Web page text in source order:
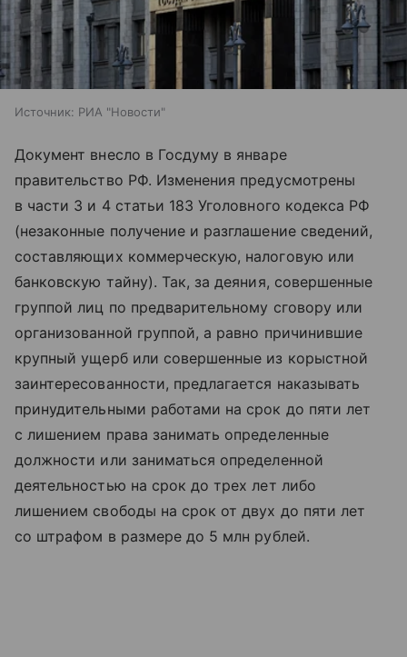
Источник: РИА "Новости"
Документ внесло в Госдуму в январе
правительство РФ. Изменения предусмотрены
в части 3 и 4 статьи 183 Уголовного кодекса РФ
(незаконные получение и разглашение сведений,
составляющих коммерческую, налоговую или
банковскую тайну). Так, за деяния, совершенные
группой лиц по предварительному сговору или
организованной группой, а равно причинившие
крупный ущерб или совершенные из корыстной
заинтересованности, предлагается наказывать
принудительными работами на срок до пяти лет
с лишением права занимать определенные
должности или заниматься определенной
деятельностью на срок до трех лет либо
лишением свободы на срок от двух до пяти лет
со штрафом в размере до 5 млн рублей.